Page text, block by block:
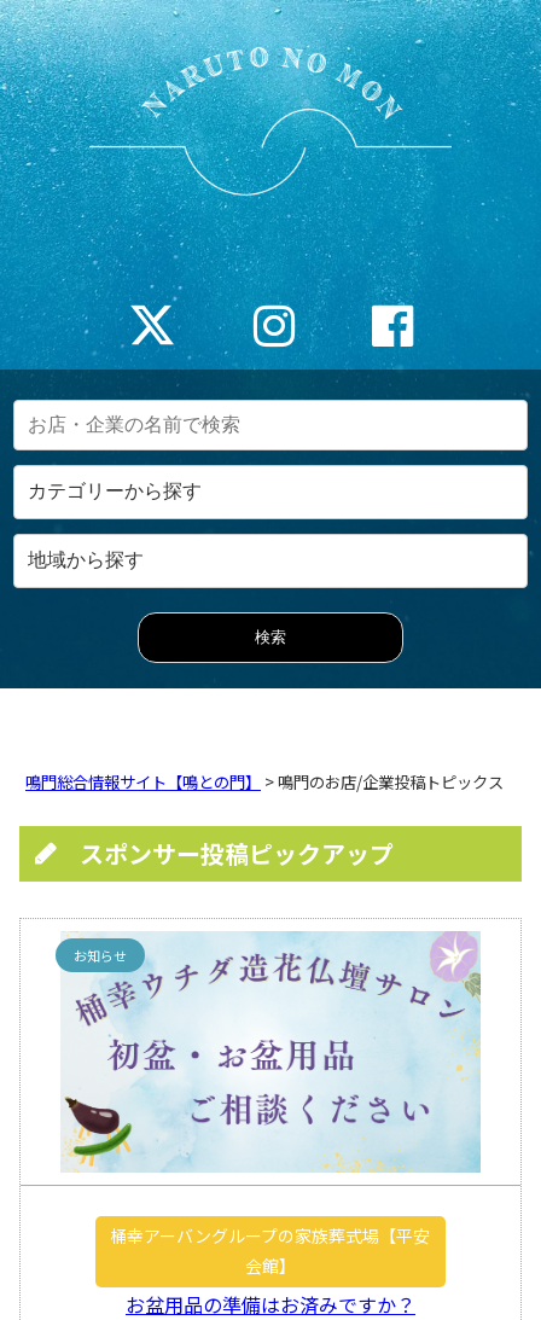
鳴門総合情報サイト【鳴との門】 > 鳴門のお店/企業投稿トピックス
スポンサー投稿ピックアップ
お知らせ
桶幸アーバングループの家族葬式場【平安
会館】
お盆用品の準備はお済みですか？